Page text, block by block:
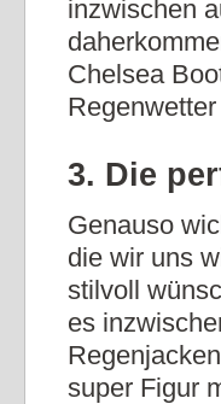
inzwischen
Chelsea
3. Die
Genauso
die wir uns
stilvoll
es
super Figur